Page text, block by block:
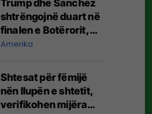
Trump dhe Sanchez
shtrëngojnë duart në
finalen e Botërorit,
lënë pas tensionet
Amerika
Shtesat për fëmijë
nën llupën e shtetit,
verifikohen mijëra